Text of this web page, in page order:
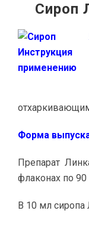
Сироп
Форма
Препарат
флаконах по 90
В 10 мл сиропа